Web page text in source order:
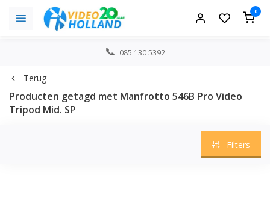
0
085 130 5392
Terug
Producten getagd met Manfrotto 546B Pro Video
Tripod Mid. SP
Filters